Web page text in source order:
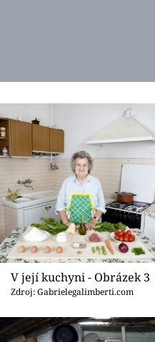
V její kuchyni - Obrázek 3
Zdroj: Gabrielegalimberti.com